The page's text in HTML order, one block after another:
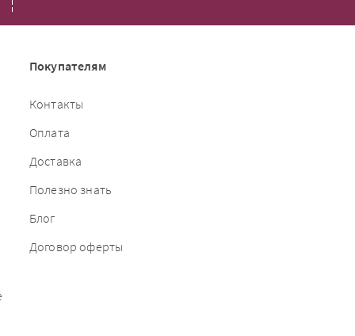
Покупателям
Контакты
Оплата
Доставка
Полезно знать
Блог
Договор оферты